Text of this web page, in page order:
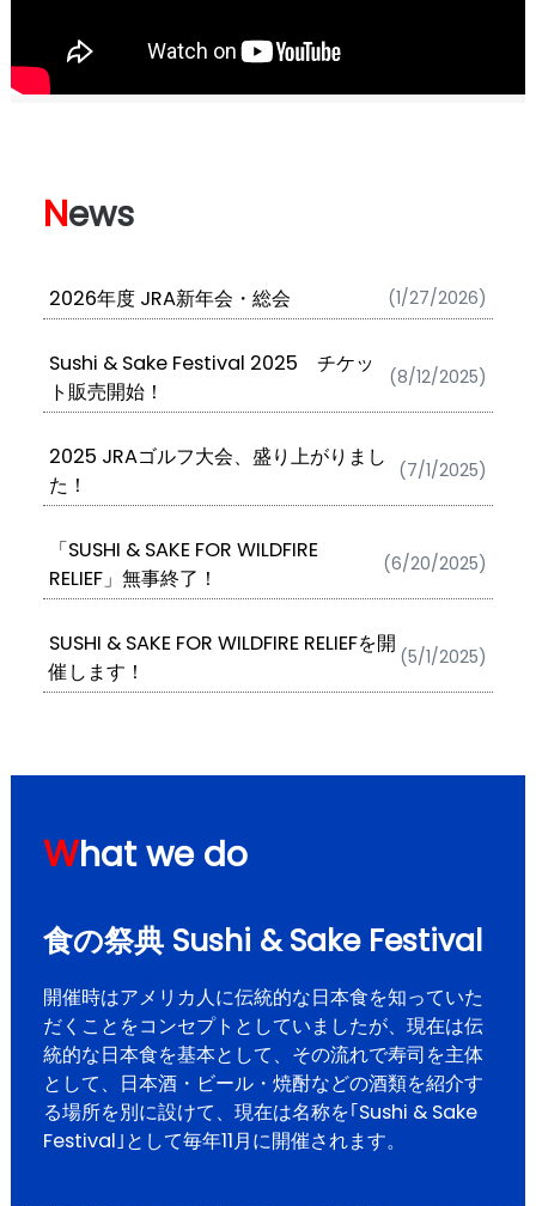
News
2026年度 JRA新年会・総会 (1/27/2026)
Sushi & Sake Festival 2025 チケッ
ト販売開始！
(8/12/2025)
2025 JRAゴルフ大会、盛り上がりまし
た！
(7/1/2025)
「SUSHI & SAKE FOR WILDFIRE
RELIEF」無事終了！
(6/20/2025)
SUSHI & SAKE FOR WILDFIRE RELIEFを開
催します！
(5/1/2025)
What we do
食の祭典 Sushi & Sake Festival
開催時はアメリカ人に伝統的な日本食を知っていた
だくことをコンセプトとしていましたが、現在は伝
統的な日本食を基本として、その流れで寿司を主体
として、日本酒・ビール・焼酎などの酒類を紹介す
る場所を別に設けて、現在は名称を｢Sushi & Sake
Festival｣として毎年11月に開催されます。